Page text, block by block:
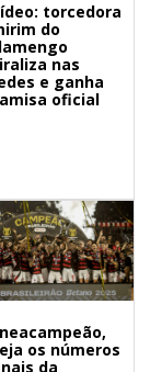
torcedora
do
nas
e ganha
oficial
os números
da